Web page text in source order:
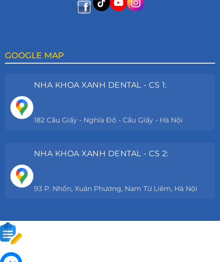
GOOGLE MAP
NHA KHOA XANH DENTAL - CS 1:
182 Cầu Giấy - Nghĩa Đô - Cầu Giấy - Hà Nội
NHA KHOA XANH DENTAL - CS 2:
93 P. Nhổn, Xuân Phương, Nam Từ Liêm, Hà Nội